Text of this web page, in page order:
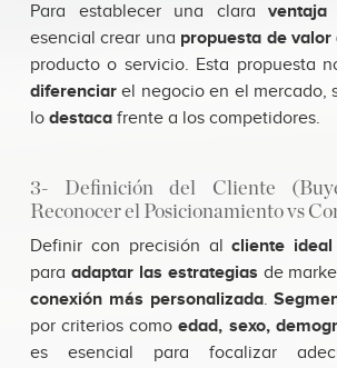
Para establecer una clara ventaja
esencial crear una propuesta de
producto o servicio. Esta propuesta
diferenciar el negocio en el mercado,
lo destaca frente a los competidores.
3- Definición del Cliente
Reconocer el Posicionamiento vs
Definir con precisión al cliente ideal
para adaptar las estrategias de
conexión más personalizada.
por criterios comoedad, sexo,
es esencial para focalizar